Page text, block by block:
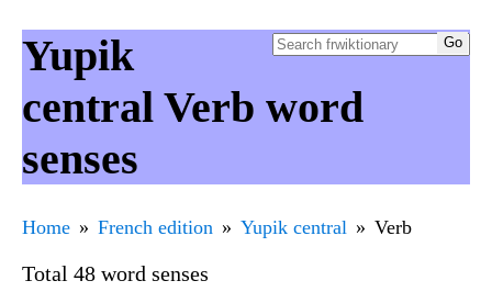
Yupik
central Verb word
senses
Home French edition Yupik central Verb
Total 48 word senses